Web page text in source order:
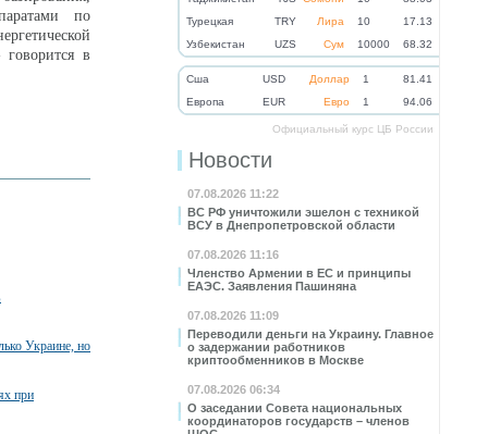
Турецкая
TRY Лира 10
17.13
Узбекистан
UZS Сум 10000 68.32
Cша USD Доллар 1
81.41
Eвропа
EUR Евро 1 94.06
Официальный курс ЦБ России
Новости
07.08.2026 11:22
ВС РФ уничтожили эшелон с техникой
ВСУ в Днепропетровской области
07.08.2026 11:16
Членство Армении в ЕС и принципы
ЕАЭС. Заявления Пашиняна
07.08.2026 11:09
Переводили деньги на Украину. Главное
о задержании работников
криптообменников в Москве
07.08.2026 06:34
О заседании Совета национальных
координаторов государств – членов
по
в
Украине, но
при